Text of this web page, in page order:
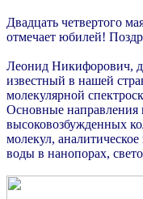
Двадцать четвертого
отмечает юбилей!
Леонид Никифорович,
известный в нашей
молекулярной
Основные направления
высоковозбужденных
молекул,
воды в нанопорах,